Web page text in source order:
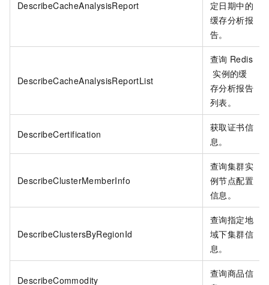
DescribeCacheAnalysisReport
定日期中的
缓存分析报
告。
DescribeCacheAnalysisReportList
查询 Redis
实例的缓
存分析报告
列表。
DescribeCertification
获取证书信
息。
DescribeClusterMemberInfo
查询集群实
例节点配置
信息。
DescribeClustersByRegionId
查询指定地
域下集群信
息。
DescribeCommodity
查询商品信